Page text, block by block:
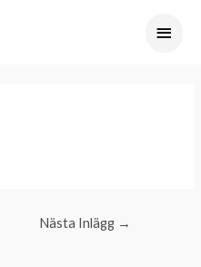
Nästa Inlägg →